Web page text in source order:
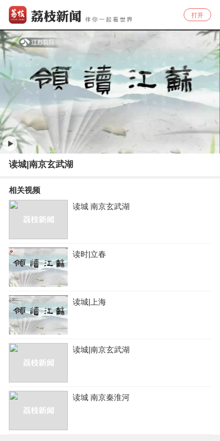
打开
读城|南京玄武湖
相关视频
读城 南京玄武湖
读时|立春
读城|上海
读城|南京玄武湖
读城 南京秦淮河